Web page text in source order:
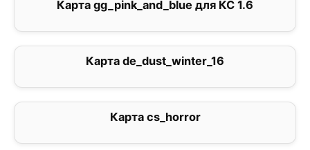
Карта gg_pink_and_blue для КС 1.6
Карта de_dust_winter_16
Карта cs_horror